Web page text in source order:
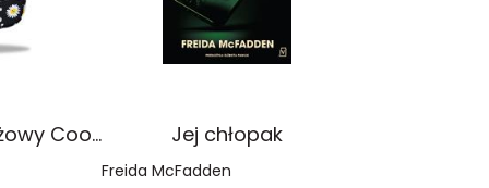
Plecak młodzieżowy Coolpack Jerry Daisy Black Jej chłopak
Freida McFadden